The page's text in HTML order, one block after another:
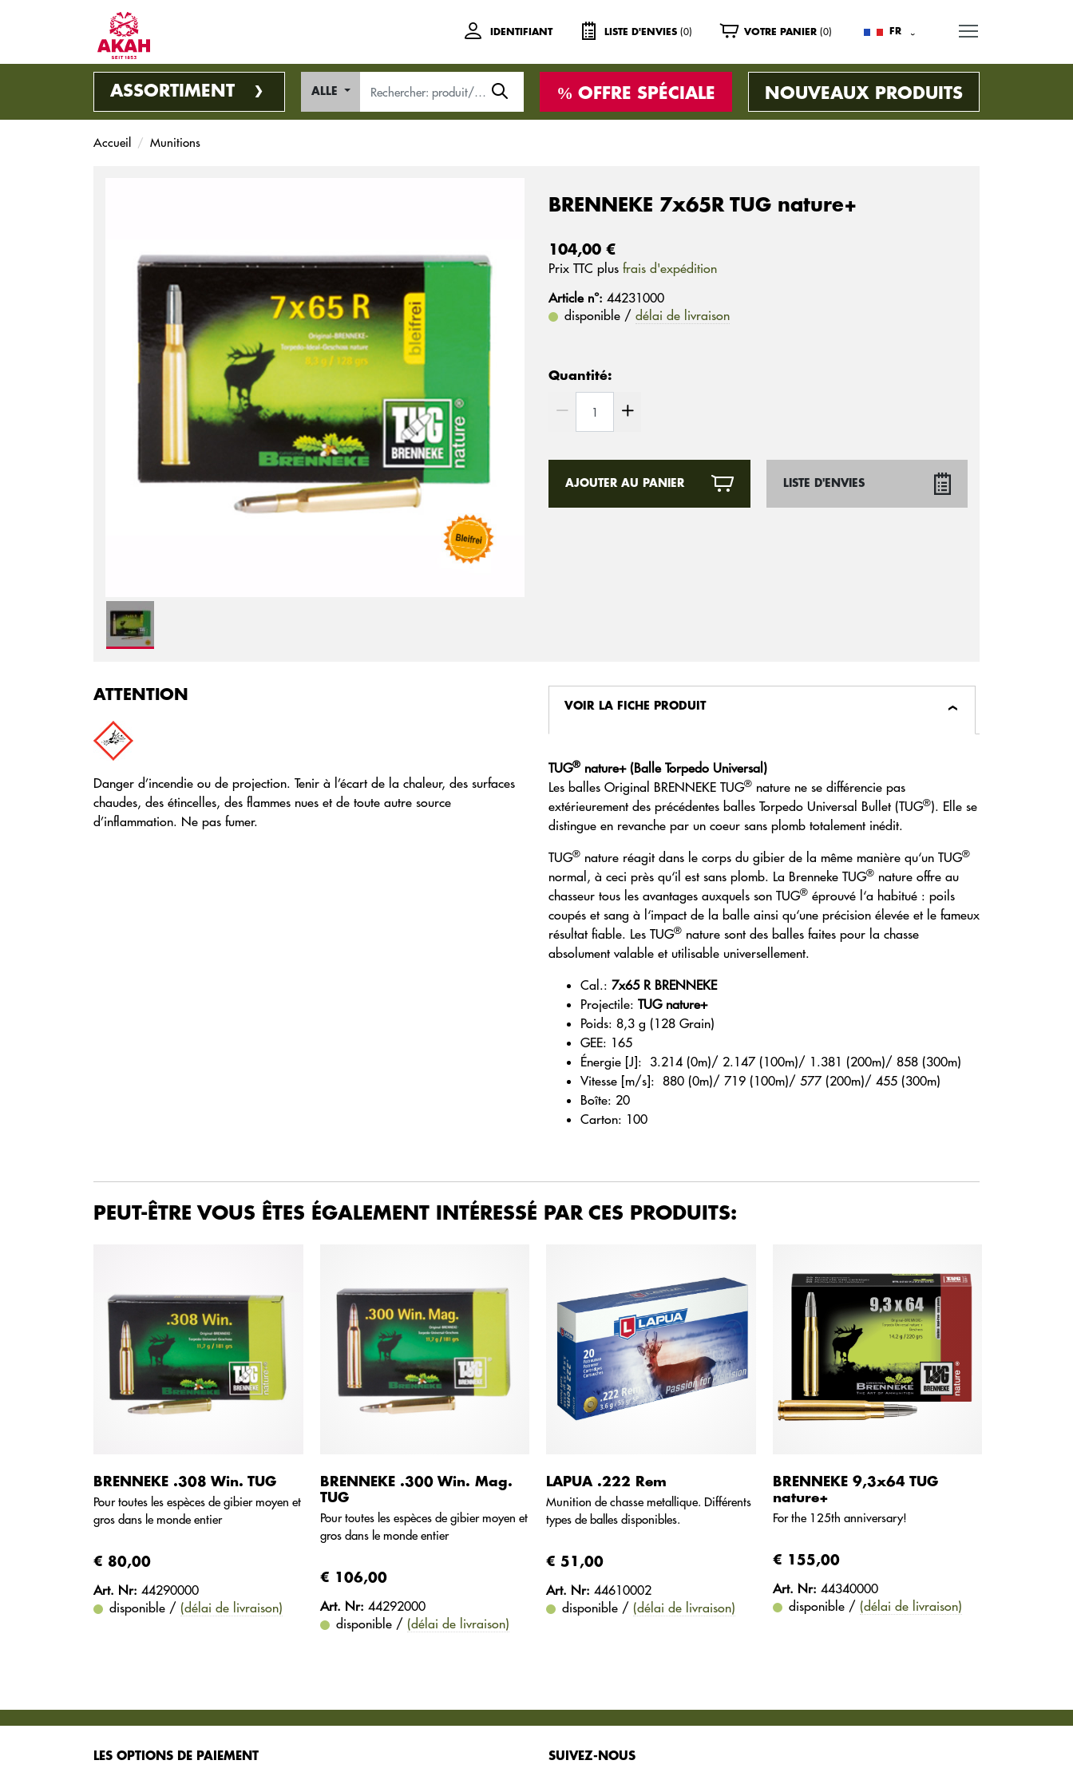
IDENTIFIANT LISTE D'ENVIES (0) VOTRE PANIER (0) FR
ASSORTIMENT ALLE OFFRE SPÉCIALE NOUVEAUX PRODUITS
Accueil Munitions
BRENNEKE 7x65R TUG nature+
104,00 €
Prix ​​TTC plus frais d'expédition
Article n°: 44231000
disponible / délai de livraison
Quantité:
AJOUTER AU PANIER LISTE D'ENVIES
ATTENTION
Danger d’incendie ou de projection. Tenir à l’écart de la chaleur, des surfaces
chaudes, des étincelles, des flammes nues et de toute autre source
d’inflammation. Ne pas fumer.
VOIR LA FICHE PRODUIT
TUG® nature+ (Balle Torpedo Universal)
Les balles Original BRENNEKE TUG® nature ne se différencie pas
extérieurement des précédentes balles Torpedo Universal Bullet (TUG®). Elle se
distingue en revanche par un coeur sans plomb totalement inédit.
TUG® nature réagit dans le corps du gibier de la même manière qu‘un TUG®
normal, à ceci près qu‘il est sans plomb. La Brenneke TUG® nature offre au
chasseur tous les avantages auxquels son TUG® éprouvé l‘a habitué : poils
coupés et sang à l‘impact de la balle ainsi qu‘une précision élevée et le fameux
résultat fiable. Les TUG® nature sont des balles faites pour la chasse
absolument valable et utilisable universellement.
Cal.: 7x65 R BRENNEKE
Projectile: TUG nature+
Poids: 8,3 g (128 Grain)
GEE: 165
Énergie [J]: 3.214 (0m)/ 2.147 (100m)/ 1.381 (200m)/ 858 (300m)
Vitesse [m/s]: 880 (0m)/ 719 (100m)/ 577 (200m)/ 455 (300m)
Boîte: 20
Carton: 100
PEUT-ÊTRE VOUS ÊTES ÉGALEMENT INTÉRESSÉ PAR CES PRODUITS:
BRENNEKE .308 Win. TUG
Pour toutes les espèces de gibier moyen et
gros dans le monde entier
€ 80,00
Art. Nr: 44290000
disponible / (délai de livraison)
BRENNEKE .300 Win. Mag.
TUG
Pour toutes les espèces de gibier moyen et
gros dans le monde entier
€ 106,00
Art. Nr: 44292000
disponible / (délai de livraison)
LAPUA .222 Rem
Munition de chasse metallique. Différents
types de balles disponibles.
€ 51,00
Art. Nr: 44610002
disponible / (délai de livraison)
BRENNEKE 9,3x64 TUG
nature+
For the 125th anniversary!
€ 155,00
Art. Nr: 44340000
disponible / (délai de livraison)
LES OPTIONS DE PAIEMENT SUIVEZ-NOUS